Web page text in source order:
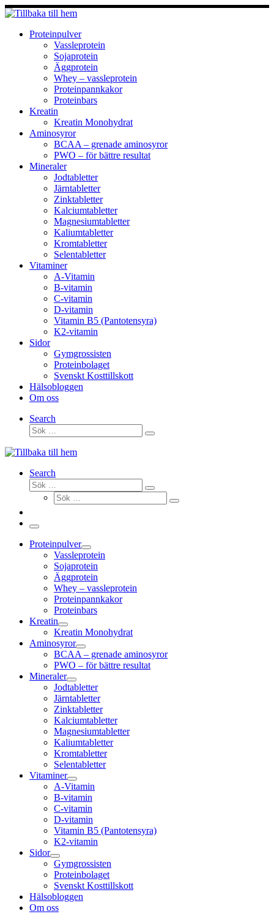
Hoppa
till
innehållProteinpulver
Vassleprotein
Sojaprotein
Äggprotein
Whey – vassleprotein
Proteinpannkakor
Proteinbars
Kreatin
Kreatin Monohydrat
Aminosyror
BCAA – grenade aminosyror
PWO – för bättre resultat
Mineraler
Jodtabletter
Järntabletter
Zinktabletter
Kalciumtabletter
Magnesiumtabletter
Kaliumtabletter
Kromtabletter
Selentabletter
Vitaminer
A-Vitamin
B-vitamin
C-vitamin
D-vitamin
Vitamin B5 (Pantotensyra)
K2-vitamin
Sidor
Gymgrossisten
Proteinbolaget
Svenskt Kosttillskott
Hälsobloggen
Om oss
Search
Sök
Sök
Search
Sök
Sök
Sök
Sök
Meny
Proteinpulver
Vassleprotein
Sojaprotein
Äggprotein
Whey – vassleprotein
Proteinpannkakor
Proteinbars
Kreatin
Kreatin Monohydrat
Aminosyror
BCAA – grenade aminosyror
PWO – för bättre resultat
Mineraler
Jodtabletter
Järntabletter
Zinktabletter
Kalciumtabletter
Magnesiumtabletter
Kaliumtabletter
Kromtabletter
Selentabletter
Vitaminer
A-Vitamin
B-vitamin
C-vitamin
D-vitamin
Vitamin B5 (Pantotensyra)
K2-vitamin
Sidor
Gymgrossisten
Proteinbolaget
Svenskt Kosttillskott
Hälsobloggen
Om oss